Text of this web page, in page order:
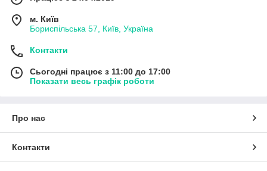
м. Київ
Бориспільська 57, Київ, Україна
Контакти
Сьогодні працює з 11:00 до 17:00
Показати весь графік роботи
Про нас
Контакти